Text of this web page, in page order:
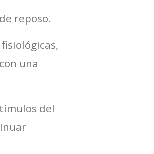
reposo.
una
del